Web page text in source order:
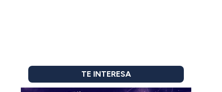
TE INTERESA